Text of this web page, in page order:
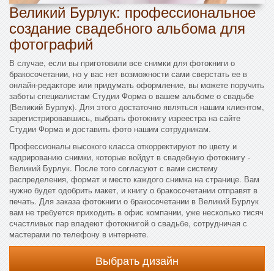
Великий Бурлук: профессиональное
создание свадебного альбома для
фотографий
В случае, если вы приготовили все снимки для фотокниги о
бракосочетании, но у вас нет возможности сами сверстать ее в
онлайн-редакторе или придумать оформление, вы можете поручить
заботы специалистам Студии Форма о вашем альбоме о свадьбе
(Великий Бурлук). Для этого достаточно являться нашим клиентом,
зарегистрировавшись, выбрать фотокнигу изреестра на сайте
Студии Форма и доставить фото нашим сотрудникам.
Профессионалы высокого класса откорректируют по цвету и
кадрированию снимки, которые войдут в свадебную фотокнигу -
Великий Бурлук. После того согласуют с вами систему
распределения, формат и место каждого снимка на странице. Вам
нужно будет одобрить макет, и книгу о бракосочетании отправят в
печать. Для заказа фотокниги о бракосочетании в Великий Бурлук
вам не требуется приходить в офис компании, уже несколько тисяч
счастливых пар владеют фотокнигой о свадьбе, сотрудничая с
мастерами по телефону в интернете.
Выбрать дизайн